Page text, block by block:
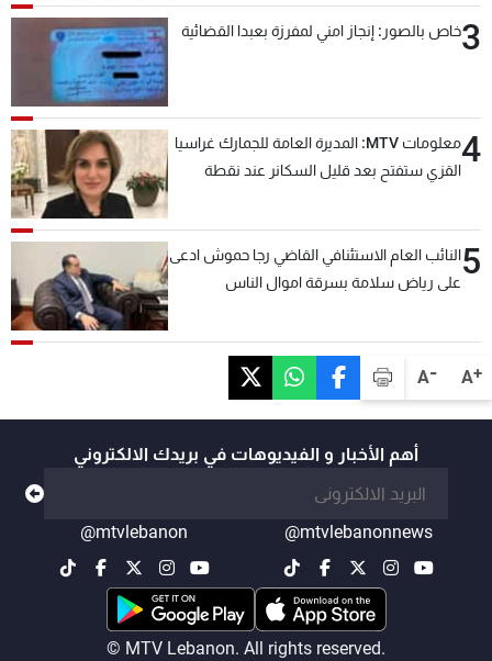
A+
A-
3خاص بالصور: إنجاز امني لمفرزة بعبدا القضائية
4
معلومات MTV: المديرة العامة للجمارك غراسيا
القزي ستفتح بعد قليل السكانر عند نقطة
5النائب العام الاستئنافي القاضي رجا حموش ادعى
على رياض سلامة بسرقة اموال الناس
أهم الأخبار و الفيديوهات في بريدك الالكتروني
@mtvlebanonnews
@mtvlebanon
© MTV Lebanon. All rights reserved.